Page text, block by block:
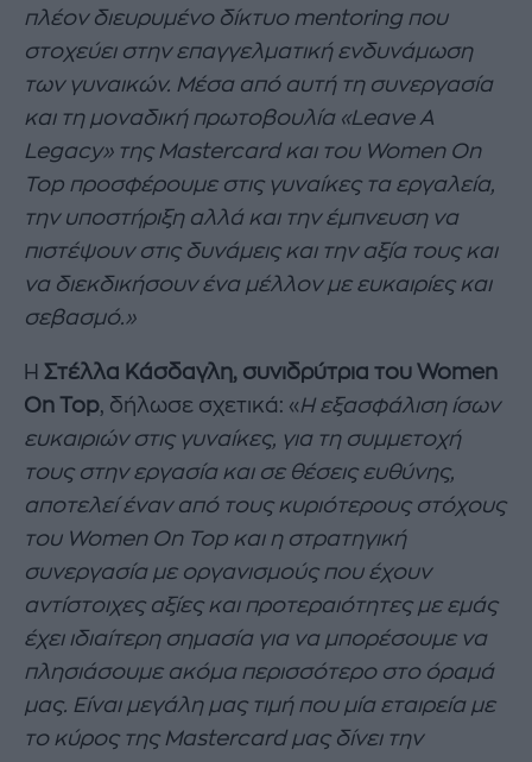
πλέον διευρυμένο δίκτυο mentoring που
στοχεύει στην επαγγελματική ενδυνάμωση
των γυναικών. Μέσα από αυτή τη συνεργασία
και τη μοναδική πρωτοβουλία «Leave A
Legacy» της Mastercard και του Women On
Top προσφέρουμε στις γυναίκες τα εργαλεία,
την υποστήριξη αλλά και την έμπνευση να
πιστέψουν στις δυνάμεις και την αξία τους και
να διεκδικήσουν ένα μέλλον με ευκαιρίες και
σεβασμό.»
Η Στέλλα Κάσδαγλη, συνιδρύτρια του Women
On Top , δήλωσε σχετικά: «Η εξασφάλιση ίσων
ευκαιριών στις γυναίκες, για τη συμμετοχή
τους στην εργασία και σε θέσεις ευθύνης,
αποτελεί έναν από τους κυριότερους στόχους
του Women On Top και η στρατηγική
συνεργασία με οργανισμούς που έχουν
αντίστοιχες αξίες και προτεραιότητες με εμάς
έχει ιδιαίτερη σημασία για να μπορέσουμε να
πλησιάσουμε ακόμα περισσότερο στο όραμά
μας. Είναι μεγάλη μας τιμή που μία εταιρεία με
το κύρος της Mastercard μας δίνει την